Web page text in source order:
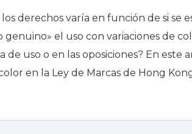
derechos varía en función de si se
el uso con variaciones de
uso o en las oposiciones? En este
en la Ley de Marcas de Hong